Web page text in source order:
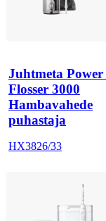
Juhtmeta Power
Flosser 3000
Hambavahede
puhastaja
HX3826/33